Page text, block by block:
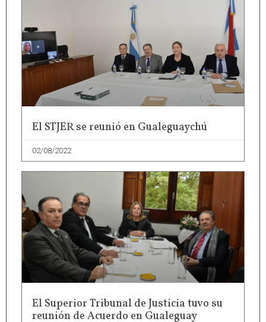
El STJER se reunió en Gualeguaychú
02/08/2022
El Superior Tribunal de Justicia tuvo su
reunión de Acuerdo en Gualeguay